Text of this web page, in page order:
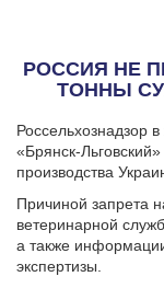
РОССИЯ НЕ
ТОННЫ
Россельхознадзор
«Брянск-
производства
Причиной запрета
ветеринарной
а также
экспертизы.